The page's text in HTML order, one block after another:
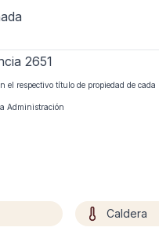
2651
el respectivo título de propiedad de
Administración
Caldera